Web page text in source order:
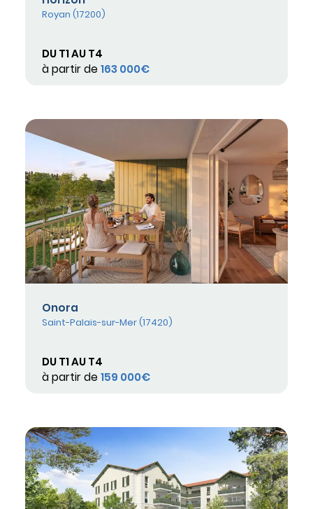
Royan (17200)
DU T1 AU T4
à partir de 163 000€
Onora
Saint-Palais-sur-Mer (17420)
DU T1 AU T4
à partir de 159 000€